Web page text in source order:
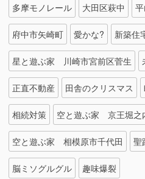
多摩モノレール 大田区萩中
府中市矢崎町 愛かな? 新築住
星と遊ぶ家 川崎市宮前区菅生
正直不動産 田舎のクリスマス
相続対策 空と遊ぶ家 京王堀之
空と遊ぶ家 相模原市千代田 聖
脳ミソグルグル 趣味爆裂